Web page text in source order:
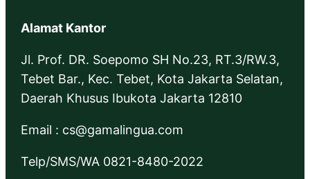
Alamat Kantor
Jl. Prof. DR. Soepomo SH No.23, RT.3/RW.3,
Tebet Bar., Kec. Tebet, Kota Jakarta Selatan,
Daerah Khusus Ibukota Jakarta 12810
Email : cs@gamalingua.com
Telp/SMS/WA 0821-8480-2022